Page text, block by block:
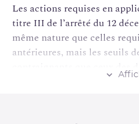
Les actions requises en
titre III de l’arrêté du 12
même nature que celles
antérieures, mais les seuils
contraignants que ceux des
18 janvier 1943 et